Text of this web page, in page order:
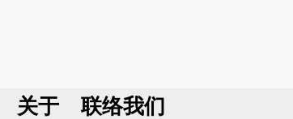
关于 联络我们